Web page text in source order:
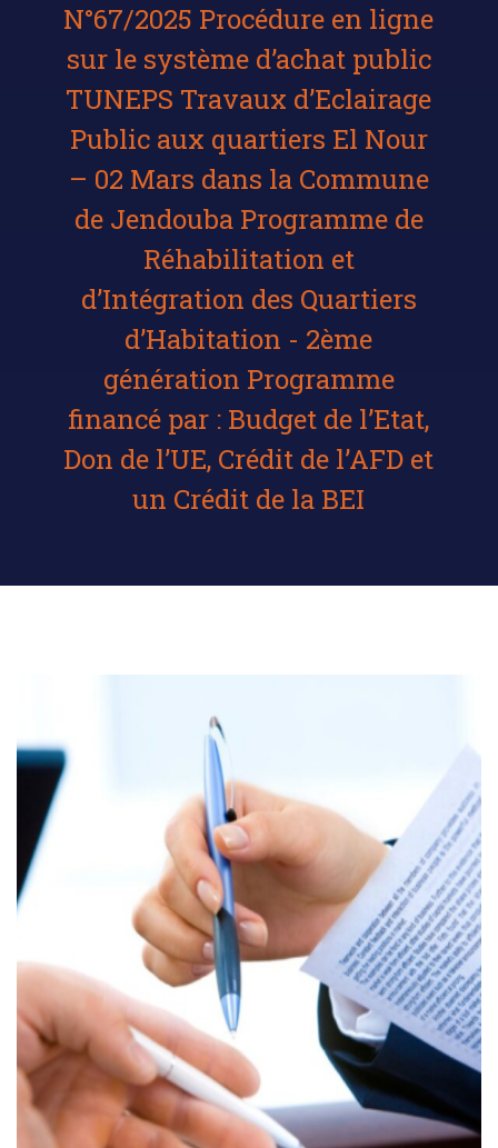
N°67/2025 Procédure en ligne
sur le système d’achat public
TUNEPS Travaux d’Eclairage
Public aux quartiers El Nour
– 02 Mars dans la Commune
de Jendouba Programme de
Réhabilitation et
d’Intégration des Quartiers
d’Habitation - 2ème
génération Programme
financé par : Budget de l’Etat,
Don de l’UE, Crédit de l’AFD et
un Crédit de la BEI